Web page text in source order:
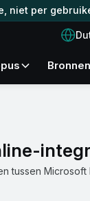
niet per
Bronnen
tussen